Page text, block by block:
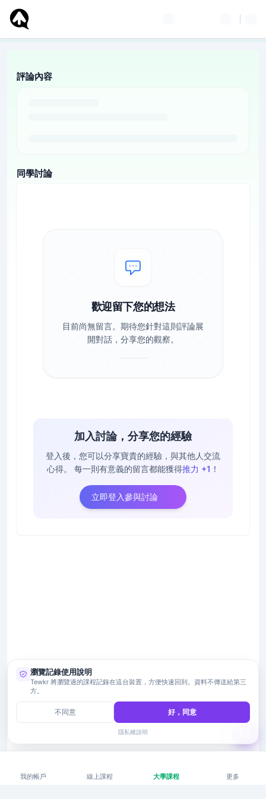
評論內容
同學討論
歡迎留下您的想法
目前尚無留言。期待您針對這則評論展
開對話，分享您的觀察。
加入討論，分享您的經驗
登入後，您可以分享寶貴的經驗，與其他人交流
心得。
每一則有意義的留言都能獲得推力 +1 ！
立即登入參與討論
我的帳戶 線上課程 大學課程 更多
瀏覽記錄使用說明
Tewkr 將瀏覽過的課程記錄在這台裝置，方便快速回到。資料不傳送給第三
方。
不同意 好，同意
隱私權說明